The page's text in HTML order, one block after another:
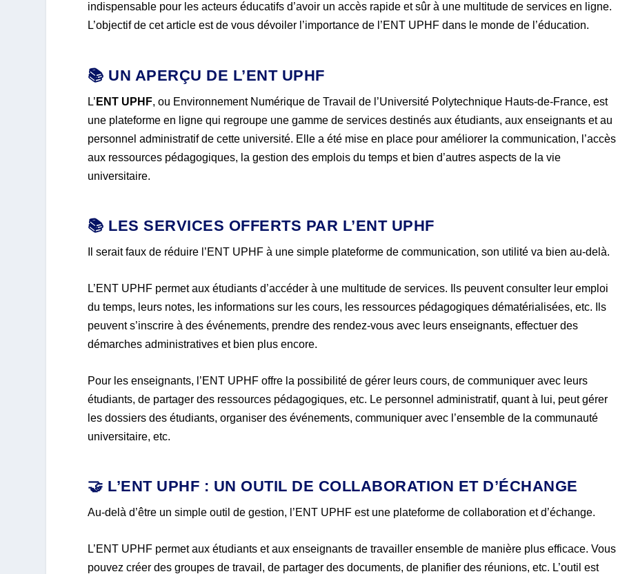
indispensable pour les acteurs éducatifs d’avoir un accès rapide et sûr à une multitude de services en ligne.
L’objectif de cet article est de vous dévoiler l’importance de l’ENT UPHF dans le monde de l’éducation.
📚 UN APERÇU DE L’ENT UPHF
L’ ENT UPHF, ou Environnement Numérique de Travail de l’Université Polytechnique Hauts-de-France, est
une plateforme en ligne qui regroupe une gamme de services destinés aux étudiants, aux enseignants et au
personnel administratif de cette université. Elle a été mise en place pour améliorer la communication, l’accès
aux ressources pédagogiques, la gestion des emplois du temps et bien d’autres aspects de la vie
universitaire.
📚 LES SERVICES OFFERTS PAR L’ENT UPHF
Il serait faux de réduire l’ENT UPHF à une simple plateforme de communication, son utilité va bien au-delà.
L’ENT UPHF permet aux étudiants d’accéder à une multitude de services. Ils peuvent consulter leur emploi
du temps, leurs notes, les informations sur les cours, les ressources pédagogiques dématérialisées, etc. Ils
peuvent s’inscrire à des événements, prendre des rendez-vous avec leurs enseignants, effectuer des
démarches administratives et bien plus encore.
Pour les enseignants, l’ENT UPHF offre la possibilité de gérer leurs cours, de communiquer avec leurs
étudiants, de partager des ressources pédagogiques, etc. Le personnel administratif, quant à lui, peut gérer
les dossiers des étudiants, organiser des événements, communiquer avec l’ensemble de la communauté
universitaire, etc.
🤝 L’ENT UPHF : UN OUTIL DE COLLABORATION ET D’ÉCHANGE
Au-delà d’être un simple outil de gestion, l’ENT UPHF est une plateforme de collaboration et d’échange.
L’ENT UPHF permet aux étudiants et aux enseignants de travailler ensemble de manière plus efficace. Vous
pouvez créer des groupes de travail, de partager des documents, de planifier des réunions, etc. L’outil est